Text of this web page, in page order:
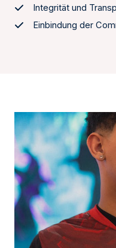
Integrität und
Einbindung der